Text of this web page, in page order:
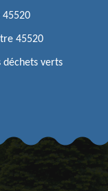
45520
déchets verts